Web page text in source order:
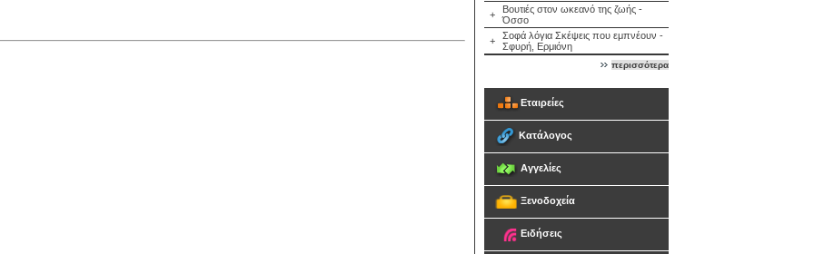
+
Βουτιές στον ωκεανό της ζωής -
Όσσο
+
Σοφά λόγια Σκέψεις που εμπνέουν -
Σφυρή, Ερμιόνη
περισσότερα
Εταιρείες
Κατάλογος
Αγγελίες
Ξενοδοχεία
Ειδήσεις